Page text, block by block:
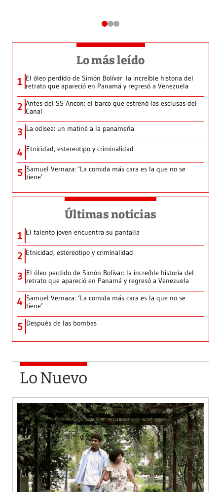
Lo más leído
1 El óleo perdido de Simón Bolívar: la increíble historia del
retrato que apareció en Panamá y regresó a Venezuela
2 Antes del SS Ancon: el barco que estrenó las esclusas del
Canal
3 La odisea: un matiné a la panameña
4 Etnicidad, estereotipo y criminalidad
5 Samuel Vernaza: ‘La comida más cara es la que no se
tiene’
Últimas noticias
1 El talento joven encuentra su pantalla​
2 Etnicidad, estereotipo y criminalidad
3 El óleo perdido de Simón Bolívar: la increíble historia del
retrato que apareció en Panamá y regresó a Venezuela
4 Samuel Vernaza: ‘La comida más cara es la que no se
tiene’
5 Después de las bombas
Lo Nuevo